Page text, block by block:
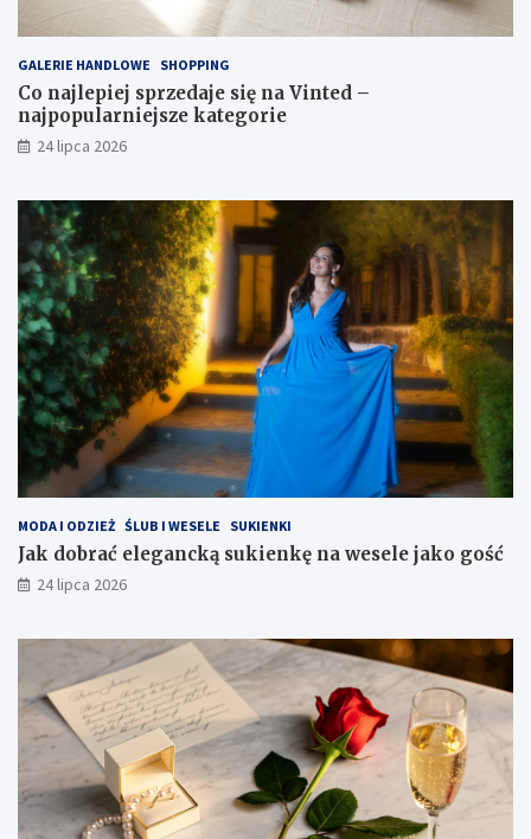
GALERIE HANDLOWE SHOPPING
Co najlepiej sprzedaje się na Vinted –
najpopularniejsze kategorie
24 lipca 2026
MODA I ODZIEŻ ŚLUB I WESELE SUKIENKI
Jak dobrać elegancką sukienkę na wesele jako gość
24 lipca 2026